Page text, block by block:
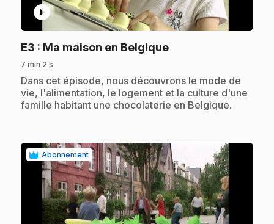
play_circle
E3 : Ma maison en Belgique.
7 min 2 s
.Dans cet épisode, nous découvrons le mode de
vie, l'alimentation, le logement et la culture d'une
famille habitant une chocolaterie en Belgique.
Abonnement